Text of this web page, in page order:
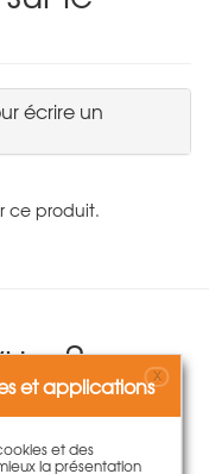
écrire un
ce produit.
...?
et applicationsX
et des
la présentation